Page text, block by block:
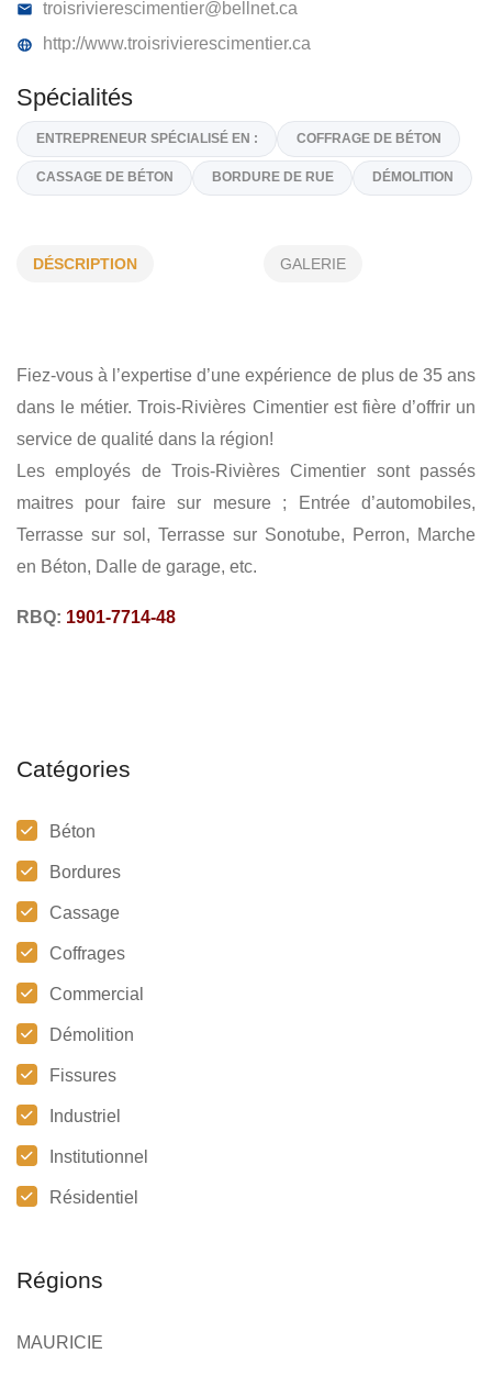
TROIS-RIVIÈRES CIMENTIERS
(819) 377 3445
(819) 377 7724
troisrivierescimentier@bellnet.ca
CASSAGE DE BÉTON BORDURE DE RUE DÉMOLITION
DÉSCRIPTION GALERIE
Fiez-vous à l’expertise d’une expérience de plus de 35 ans
dans le métier. Trois-Rivières Cimentier est fière d’offrir un
service de qualité dans la région!
Les employés de Trois-Rivières Cimentier sont passés
maitres pour faire sur mesure ; Entrée d’automobiles,
Terrasse sur sol, Terrasse sur Sonotube, Perron, Marche
en Béton, Dalle de garage, etc.
RBQ: 1901-7714-48
Catégories
Béton
Bordures
Cassage
Coffrages
Commercial
Démolition
Fissures
Industriel
Institutionnel
Résidentiel
Régions
MAURICIE